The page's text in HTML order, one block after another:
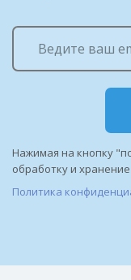
Нажимая на кнопку
обработку и
Политика